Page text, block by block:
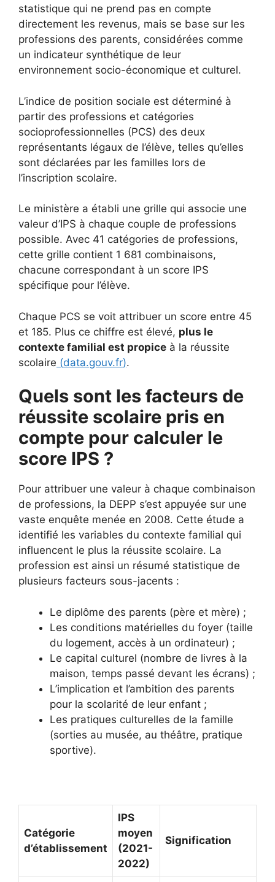
statistique qui ne prend pas en compte
directement les revenus, mais se base sur les
professions des parents, considérées comme
un indicateur synthétique de leur
environnement socio-économique et culturel.
L’indice de position sociale est déterminé à
partir des professions et catégories
socioprofessionnelles (PCS) des deux
représentants légaux de l’élève, telles qu’elles
sont déclarées par les familles lors de
l’inscription scolaire.
Le ministère a établi une grille qui associe une
valeur d’IPS à chaque couple de professions
possible. Avec 41 catégories de professions,
cette grille contient 1 681 combinaisons,
chacune correspondant à un score IPS
spécifique pour l’élève.
Chaque PCS se voit attribuer un score entre 45
et 185. Plus ce chiffre est élevé, plus le
contexte familial est propice à la réussite
scolaire (data.gouv.fr).
Quels sont les facteurs de
réussite scolaire pris en
compte pour calculer le
score IPS ?
Pour attribuer une valeur à chaque combinaison
de professions, la DEPP s’est appuyée sur une
vaste enquête menée en 2008. Cette étude a
identifié les variables du contexte familial qui
influencent le plus la réussite scolaire. La
profession est ainsi un résumé statistique de
plusieurs facteurs sous-jacents :
Le diplôme des parents (père et mère) ;
Les conditions matérielles du foyer (taille
du logement, accès à un ordinateur) ;
Le capital culturel (nombre de livres à la
maison, temps passé devant les écrans) ;
L’implication et l’ambition des parents
pour la scolarité de leur enfant ;
Les pratiques culturelles de la famille
(sorties au musée, au théâtre, pratique
sportive).
Catégorie
d’établissement
IPS
moyen
(2021-
2022)
Signification